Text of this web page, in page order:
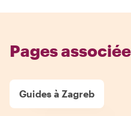
Pages
Guides à Zagreb